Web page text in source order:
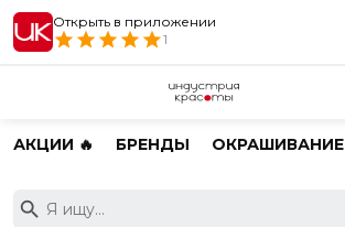
Открыть в приложении
1
АКЦИИ 🔥 БРЕНДЫ ОКРАШИВАНИЕ